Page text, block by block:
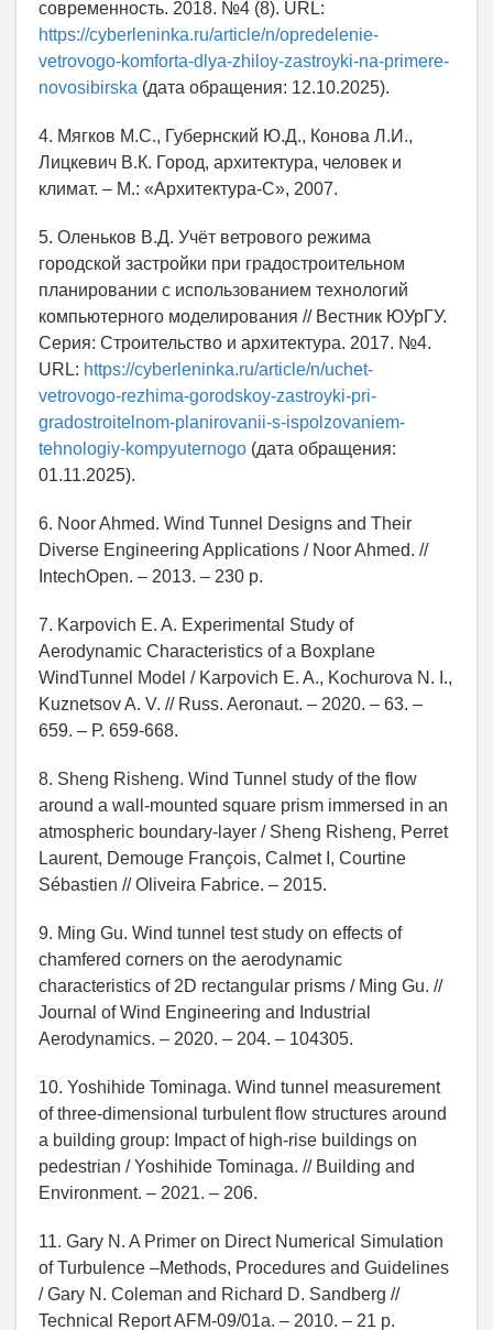
современность. 2018. №4 (8). URL:
https://cyberleninka.ru/article/n/opredelenie-
vetrovogo-komforta-dlya-zhiloy-zastroyki-na-primere-
novosibirska (дата обращения: 12.10.2025).
4. Мягков М.С., Губернский Ю.Д., Конова Л.И.,
Лицкевич В.К. Город, архитектура, человек и
климат. – М.: «Архитектура-С», 2007.
5. Оленьков В.Д. Учёт ветрового режима
городской застройки при градостроительном
планировании с использованием технологий
компьютерного моделирования // Вестник ЮУрГУ.
Серия: Строительство и архитектура. 2017. №4.
URL: https://cyberleninka.ru/article/n/uchet-
vetrovogo-rezhima-gorodskoy-zastroyki-pri-
gradostroitelnom-planirovanii-s-ispolzovaniem-
tehnologiy-kompyuternogo (дата обращения:
01.11.2025).
6. Noor Ahmed. Wind Tunnel Designs and Their
Diverse Engineering Applications / Noor Ahmed. //
IntechOpen. – 2013. – 230 р.
7. Karpovich E. A. Experimental Study of
Aerodynamic Characteristics of a Boxplane
WindTunnel Model / Karpovich E. A., Kochurova N. I.,
Kuznetsov A. V. // Russ. Aeronaut. – 2020. – 63. –
659. – Р. 659-668.
8. Sheng Risheng. Wind Tunnel study of the flow
around a wall-mounted square prism immersed in an
atmospheric boundary-layer / Sheng Risheng, Perret
Laurent, Demouge François, Calmet I, Courtine
Sébastien // Oliveira Fabrice. – 2015.
9. Ming Gu. Wind tunnel test study on effects of
chamfered corners on the aerodynamic
characteristics of 2D rectangular prisms / Ming Gu. //
Journal of Wind Engineering and Industrial
Aerodynamics. – 2020. – 204. – 104305.
10. Yoshihide Tominaga. Wind tunnel measurement
of three-dimensional turbulent flow structures around
a building group: Impact of high-rise buildings on
pedestrian / Yoshihide Tominaga. // Building and
Environment. – 2021. – 206.
11. Gary N. A Primer on Direct Numerical Simulation
of Turbulence –Methods, Procedures and Guidelines
/ Gary N. Coleman and Richard D. Sandberg //
Technical Report AFM-09/01a. – 2010. – 21 р.